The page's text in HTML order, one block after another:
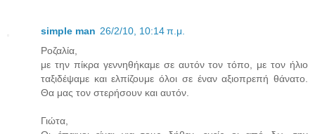
simple man 26/2/10, 10:14 π.μ.
Ροζαλία,
με την πίκρα γεννηθήκαμε σε αυτόν τον τόπο, με τον ήλιο
ταξιδέψαμε και ελπίζουμε όλοι σε έναν αξιοπρεπή θάνατο.
Θα μας τον στερήσουν και αυτόν.
Γιώτα,